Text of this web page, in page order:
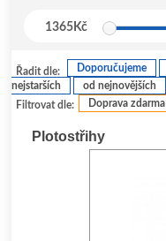
1365Kč
Filtrovat dle: Doprava zdarma
Řadit dle: Doporučujeme
nejstarších
od nejnovějších
Plotostřihy